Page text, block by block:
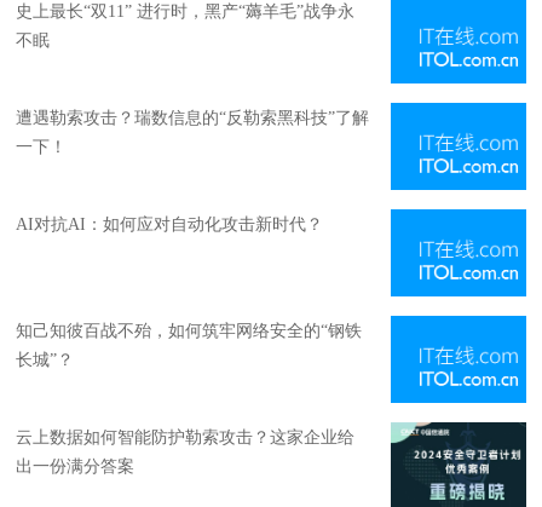
史上最长“双11” 进行时，黑产“薅羊毛”战争永
不眠
遭遇勒索攻击？瑞数信息的“反勒索黑科技”了解
一下！
AI对抗AI：如何应对自动化攻击新时代？
知己知彼百战不殆，如何筑牢网络安全的“钢铁
长城”？
云上数据如何智能防护勒索攻击？这家企业给
出一份满分答案